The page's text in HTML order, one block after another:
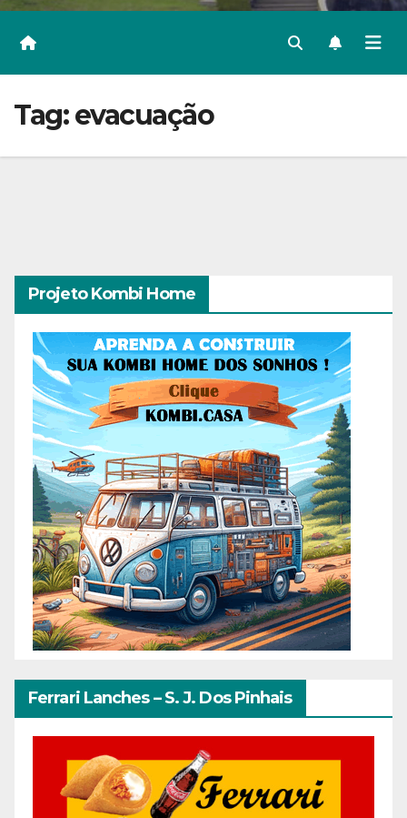
Tag:evacuação
Projeto Kombi Home
Ferrari Lanches – S. J. Dos Pinhais